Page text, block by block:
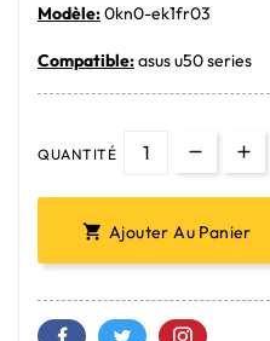
Modèle:0kn0-ek1fr03
Compatible:asus u50 series
QUANTITÉ
 Ajouter Au Panier